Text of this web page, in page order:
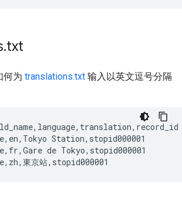
.txt
何为 translations.txt 输入以英文逗号分隔
Station,stopid000001
de Tokyo,stopid000001